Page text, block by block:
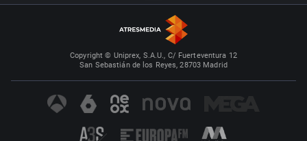
Copyright © Uniprex, S.A.U., C/ Fuerteventura 12
San Sebastián de los Reyes, 28703 Madrid